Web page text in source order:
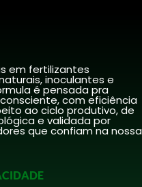
em fertilizantes
inoculantes e
é pensada pra
com eficiência
ao ciclo produtivo, de
e validada por
que confiam na nossa